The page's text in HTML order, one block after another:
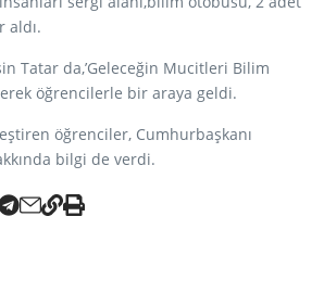
aldı.
Tatar da,’Geleceğin Mucitleri Bilim
öğrencilerle bir araya geldi.
öğrenciler, Cumhurbaşkanı
bilgi de verdi.